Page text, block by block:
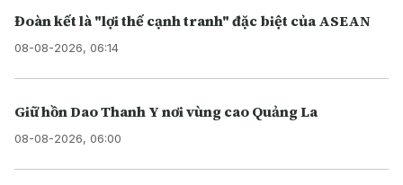
Đoàn kết là "lợi thế cạnh tranh" đặc biệt của ASEAN
08-08-2026, 06:14
Giữ hồn Dao Thanh Y nơi vùng cao Quảng La
08-08-2026, 06:00